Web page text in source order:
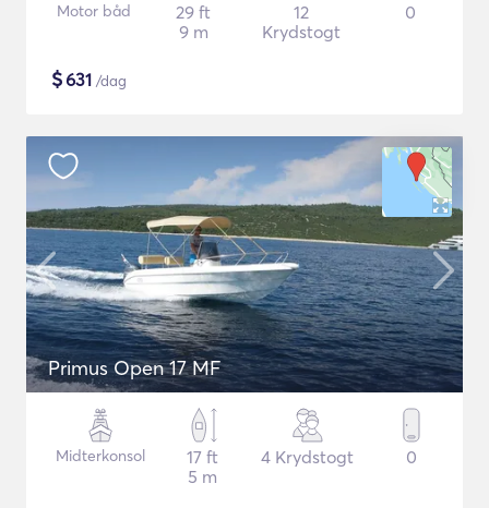
Motor båd
29 ft
9 m
12
Krydstogt
0
$631 /dag
Primus Open 17 MF
Midterkonsol
17 ft
5 m
4 Krydstogt 0